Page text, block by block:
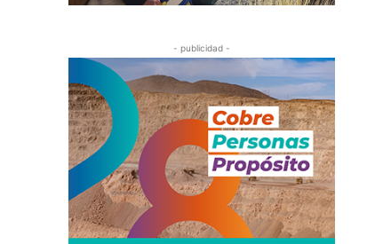
- publicidad -